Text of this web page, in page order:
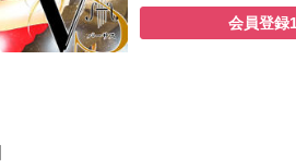
蜜子はそれを承知の上で
た。ジャパコン本線を前
会員登録